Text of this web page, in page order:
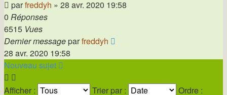
parfreddyh » 28 avr. 2020 19:58
0 Réponses
6515 Vues
Dernier messageparfreddyh
28 avr. 2020 19:58
Nouveau sujet
Afficher : Trier par : Ordre :